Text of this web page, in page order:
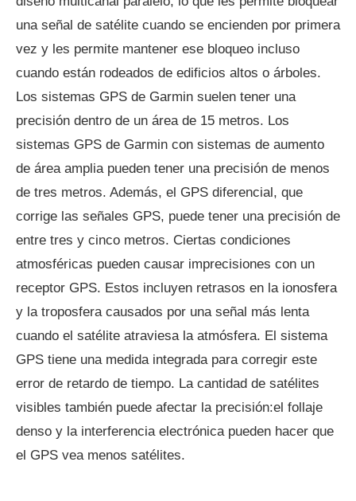
una señal de satélite cuando se encienden por primera
vez y les permite mantener ese bloqueo incluso
cuando están rodeados de edificios altos o árboles.
Los sistemas GPS de Garmin suelen tener una
precisión dentro de un área de 15 metros. Los
sistemas GPS de Garmin con sistemas de aumento
de área amplia pueden tener una precisión de menos
de tres metros. Además, el GPS diferencial, que
corrige las señales GPS, puede tener una precisión de
entre tres y cinco metros. Ciertas condiciones
atmosféricas pueden causar imprecisiones con un
receptor GPS. Estos incluyen retrasos en la ionosfera
y la troposfera causados ​​por una señal más lenta
cuando el satélite atraviesa la atmósfera. El sistema
GPS tiene una medida integrada para corregir este
error de retardo de tiempo. La cantidad de satélites
visibles también puede afectar la precisión:el follaje
denso y la interferencia electrónica pueden hacer que
el GPS vea menos satélites.